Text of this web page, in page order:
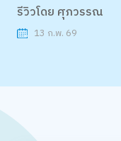
รีวิวโดย ศุภวรรณ
13 ก.พ. 69